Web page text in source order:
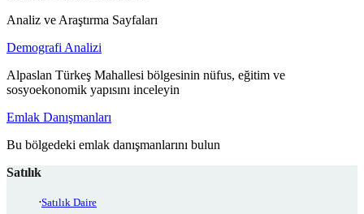
Analiz ve Araştırma Sayfaları
Demografi Analizi
Alpaslan Türkeş Mahallesi bölgesinin nüfus, eğitim ve
sosyoekonomik yapısını inceleyin
Emlak Danışmanları
Bu bölgedeki emlak danışmanlarını bulun
Satılık
Satılık Daire